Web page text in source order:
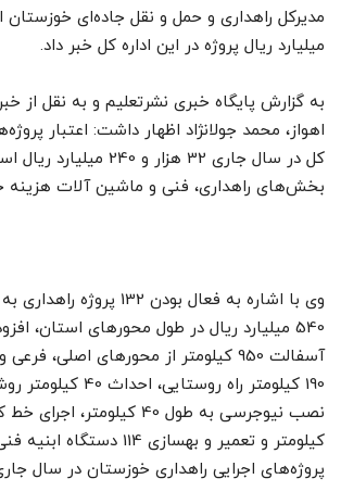
میلیارد ریال پروژه در این اداره کل خبر داد.
به گزارش پایگاه خبری نشرتعلیم و به نقل از
اهواز، محمد جولانژاد اظهار داشت: اعتبار
کل در سال جاری 32 هزار و 240
بخش‌های راهداری، فنی و ماشین آلات هزینه
540 میلیارد ریال در طول محورهای استان،
آسفالت 950 کیلومتر از محورهای اصلی،
190 کیلومتر راه
کیلومتر و تعمیر و بهسازی 114
پروژه‌های اجرایی راهداری خوزستان در سال